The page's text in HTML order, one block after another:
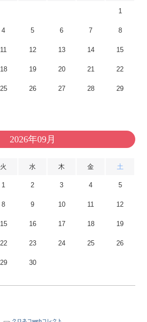
1
4 5 6 7 8
11 12 13 14 15
18 19 20 21 22
25 26 27 28 29
2026年09月
火 水 木 金 土
1 2 3 4 5
8 9 10 11 12
15 16 17 18 19
22 23 24 25 26
29 30